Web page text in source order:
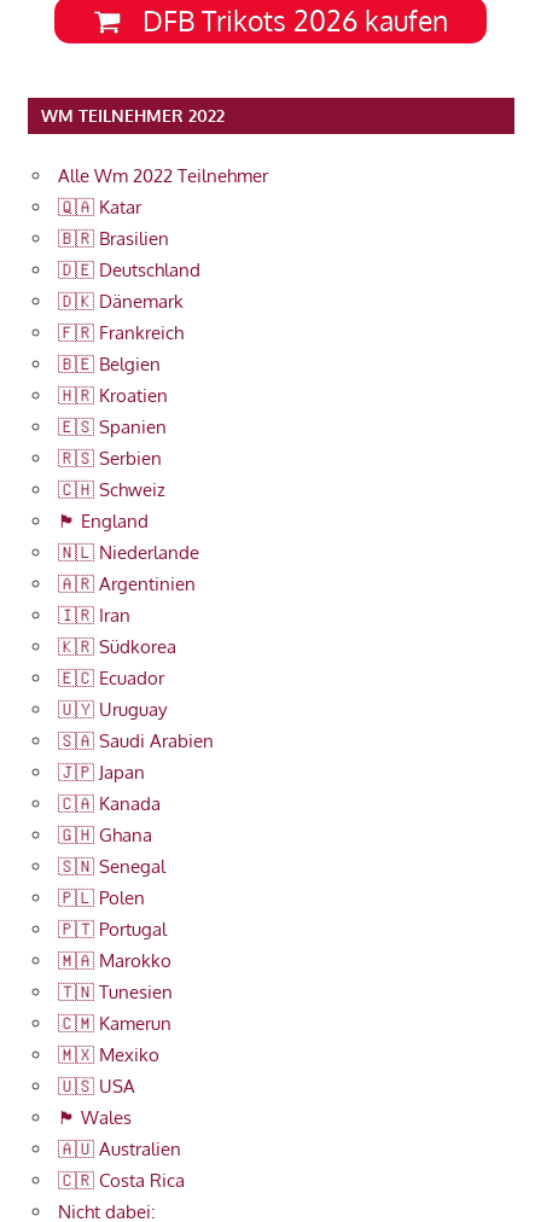
DFB Trikots 2026 kaufen
WM TEILNEHMER 2022
Alle Wm 2022 Teilnehmer
🇶🇦 Katar
🇧🇷 Brasilien
🇩🇪 Deutschland
🇩🇰 Dänemark
🇫🇷 Frankreich
🇧🇪 Belgien
🇭🇷 Kroatien
🇪🇸 Spanien
🇷🇸 Serbien
🇨🇭 Schweiz
🏴󠁧󠁢󠁥󠁮󠁧󠁿 England
🇳🇱 Niederlande
🇦🇷 Argentinien
🇮🇷 Iran
🇰🇷 Südkorea
🇪🇨 Ecuador
🇺🇾 Uruguay
🇸🇦 Saudi Arabien
🇯🇵 Japan
🇨🇦 Kanada
🇬🇭 Ghana
🇸🇳 Senegal
🇵🇱 Polen
🇵🇹 Portugal
🇲🇦 Marokko
🇹🇳 Tunesien
🇨🇲 Kamerun
🇲🇽 Mexiko
🇺🇸 USA
🏴󠁧󠁢󠁷󠁬󠁳󠁿 Wales
🇦🇺 Australien
🇨🇷 Costa Rica
Nicht dabei: